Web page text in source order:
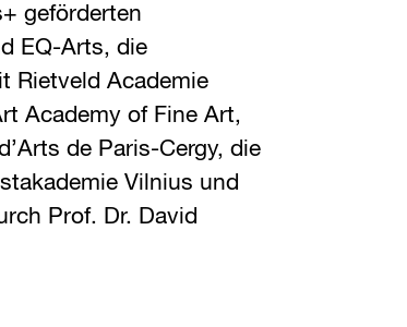
geförderten
EQ-Arts, die
Rietveld Academie
Academy of Fine Art,
de Paris-Cergy, die
Vilnius und
Prof. Dr. David